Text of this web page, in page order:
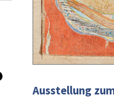
Ausstellung